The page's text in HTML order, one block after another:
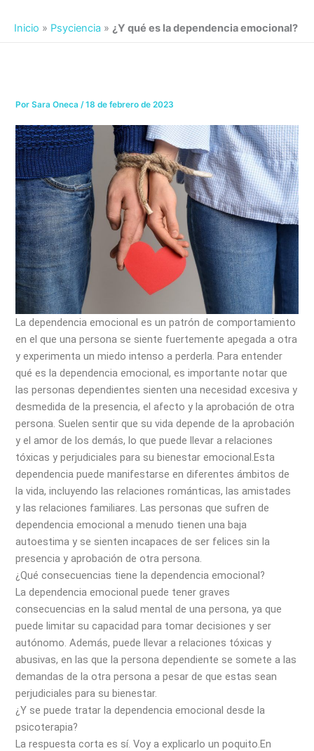
Inicio » Psyciencia » ¿Y qué es la dependencia emocional?
PorSara Oneca/18 de febrero de 2023
La dependencia emocional es un patrón de comportamiento
en el que una persona se siente fuertemente apegada a otra
y experimenta un miedo intenso a perderla. Para entender
qué es la dependencia emocional, es importante notar que
las personas dependientes sienten una necesidad excesiva y
desmedida de la presencia, el afecto y la aprobación de otra
persona. Suelen sentir que su vida depende de la aprobación
y el amor de los demás, lo que puede llevar a relaciones
tóxicas y perjudiciales para su bienestar emocional.Esta
dependencia puede manifestarse en diferentes ámbitos de
la vida, incluyendo las relaciones románticas, las amistades
y las relaciones familiares. Las personas que sufren de
dependencia emocional a menudo tienen una baja
autoestima y se sienten incapaces de ser felices sin la
presencia y aprobación de otra persona.
¿Qué consecuencias tiene la dependencia emocional?
La dependencia emocional puede tener graves
consecuencias en la salud mental de una persona, ya que
puede limitar su capacidad para tomar decisiones y ser
autónomo. Además, puede llevar a relaciones tóxicas y
abusivas, en las que la persona dependiente se somete a las
demandas de la otra persona a pesar de que estas sean
perjudiciales para su bienestar.
¿Y se puede tratar la dependencia emocional desde la
psicoterapia?
La respuesta corta es sí. Voy a explicarlo un poquito.En